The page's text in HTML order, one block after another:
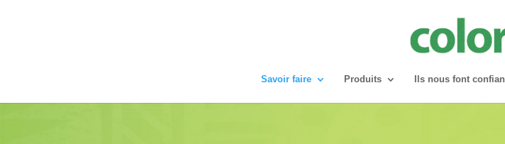
Savoir faire Produits Ils nous font